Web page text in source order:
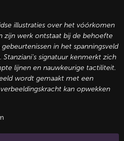
illustraties over het vóórkomen
zijn werk ontstaat bij de behoefte
in het spanningsveld
signatuur kenmerkt zich
lijnen en nauwkeurige tactiliteit.
wordt gemaakt met een
kan opwekken